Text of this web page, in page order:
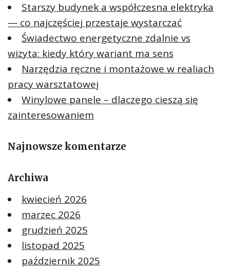
Starszy budynek a współczesna elektryka
— co najczęściej przestaje wystarczać
Świadectwo energetyczne zdalnie vs
wizyta: kiedy który wariant ma sens
Narzędzia ręczne i montażowe w realiach
pracy warsztatowej
Winylowe panele – dlaczego cieszą się
zainteresowaniem
Najnowsze komentarze
Archiwa
kwiecień 2026
marzec 2026
grudzień 2025
listopad 2025
październik 2025